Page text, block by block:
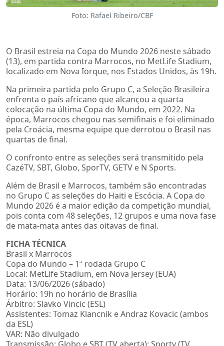
Foto: Rafael Ribeiro/CBF
O Brasil estreia na Copa do Mundo 2026 neste sábado
(13), em partida contra Marrocos, no MetLife Stadium,
localizado em Nova Iorque, nos Estados Unidos, às 19h.
Na primeira partida pelo Grupo C, a Seleção Brasileira
enfrenta o país africano que alcançou a quarta
colocação na última Copa do Mundo, em 2022. Na
época, Marrocos chegou nas semifinais e foi eliminado
pela Croácia, mesma equipe que derrotou o Brasil nas
quartas de final.
O confronto entre as seleções será transmitido pela
CazéTV, SBT, Globo, SporTV, GETV e N Sports.
Além de Brasil e Marrocos, também são encontradas
no Grupo C as seleções do Haiti e Escócia. A Copa do
Mundo 2026 é a maior edição da competição mundial,
pois conta com 48 seleções, 12 grupos e uma nova fase
de mata-mata antes das oitavas de final.
FICHA TÉCNICA
Brasil x Marrocos
Copa do Mundo – 1ª rodada Grupo C
Local: MetLife Stadium, em Nova Jersey (EUA)
Data: 13/06/2026 (sábado)
Horário: 19h no horário de Brasília
Árbitro: Slavko Vincic (ESL)
Assistentes: Tomaz Klancnik e Andraz Kovacic (ambos
da ESL)
VAR: Não divulgado